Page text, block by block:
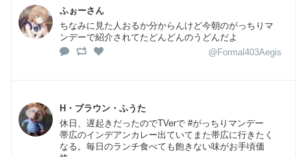
ふぉーさん
ちなみに見た人おるか分からんけど今朝のがっちりマ
ンデーで紹介されてたどんどんのうどんだよ
@Formal403Aegis
H・ブラウン・ふうた
休日、遅起きだったのでTVerで #がっちりマンデー
帯広のインデアンカレー出ていてまた帯広に行きたく
なる。毎日のランチ食べても飽きない味がお手頃価